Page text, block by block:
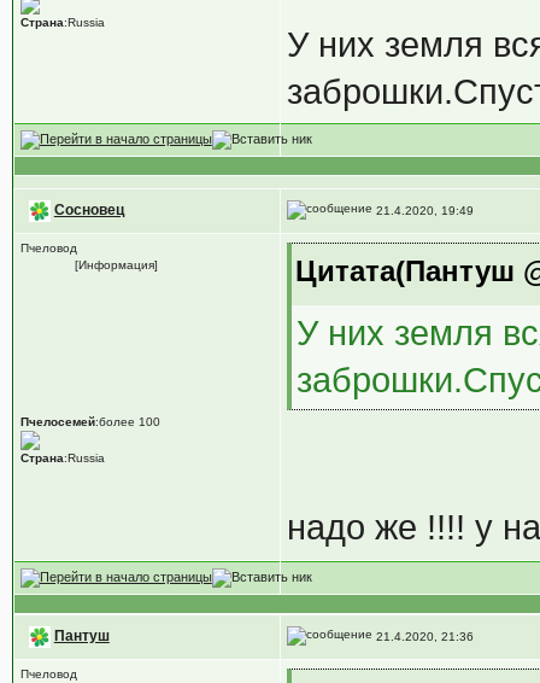
Страна:Russia
У них земля
Сосновец 21.4.2020, 19:49
Пчеловод
[Информация]
Пчелосемей:более 100
Страна:Russia
Цитата(Пантуш
У них земля
надо же !!!! у
Пантуш 21.4.2020, 21:36
Пчеловод